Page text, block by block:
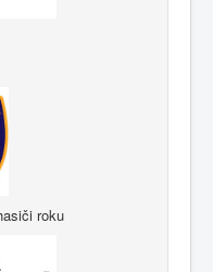
roku